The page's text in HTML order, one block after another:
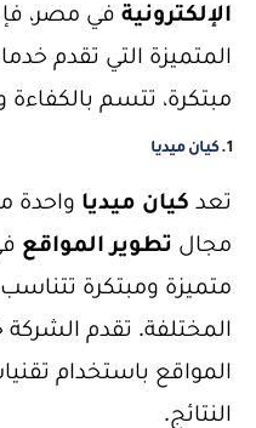
الإلكترونية في مصر،
المتميزة التي تقدم
مبتكرة، تتسم بالكفاءة
1. كيان ميديا
تعد كيان ميديا واحدة
مجال تطوير المواقع
متميزة ومبتكرة
المختلفة. تقدم
المواقع باستخدام
النتائج.